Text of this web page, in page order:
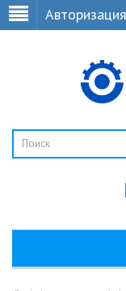
Авторизация